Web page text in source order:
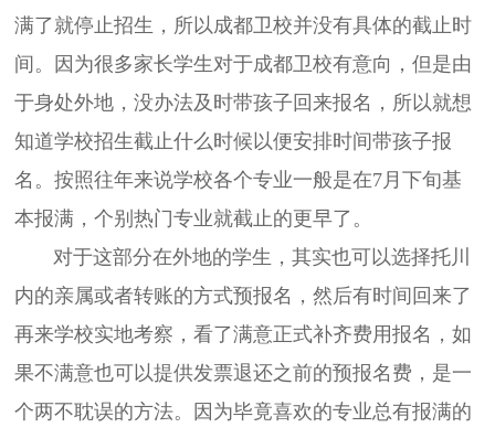
满了就停止招生，所以成都卫校并没有具体的截止时
间。因为很多家长学生对于成都卫校有意向，但是由
于身处外地，没办法及时带孩子回来报名，所以就想
知道学校招生截止什么时候以便安排时间带孩子报
名。按照往年来说学校各个专业一般是在7月下旬基
本报满，个别热门专业就截止的更早了。
对于这部分在外地的学生，其实也可以选择托川
内的亲属或者转账的方式预报名，然后有时间回来了
再来学校实地考察，看了满意正式补齐费用报名，如
果不满意也可以提供发票退还之前的预报名费，是一
个两不耽误的方法。因为毕竟喜欢的专业总有报满的